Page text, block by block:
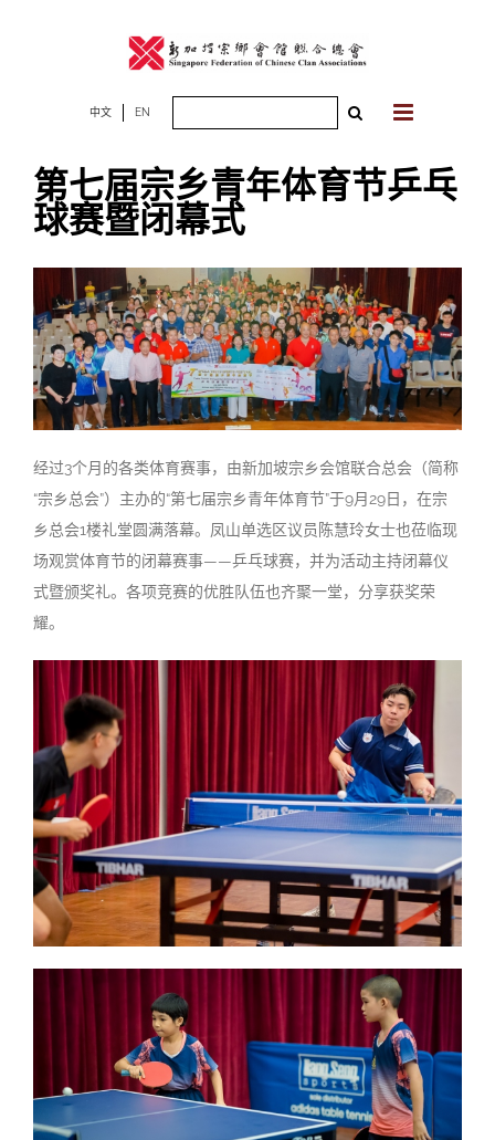
中文 EN
第七届宗乡青年体育节乒乓
球赛暨闭幕式
经过3个月的各类体育赛事，由新加坡宗乡会馆联合总会（简称
“宗乡总会”）主办的“第七届宗乡青年体育节”于9月29日，在宗
乡总会1楼礼堂圆满落幕。凤山单选区议员陈慧玲女士也莅临现
场观赏体育节的闭幕赛事——乒乓球赛，并为活动主持闭幕仪
式暨颁奖礼。各项竞赛的优胜队伍也齐聚一堂，分享获奖荣
耀。